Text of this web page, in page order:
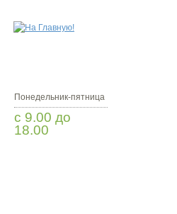
Понедельник-пятница
с 9.00 до
18.00